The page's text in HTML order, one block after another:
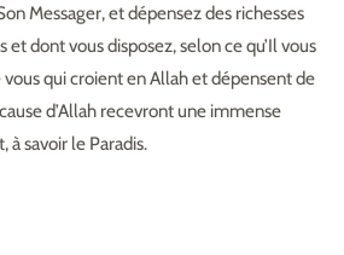
Messager, et dépensez des richesses
et dont vous disposez, selon ce qu’Il vous
vous qui croient en Allah et dépensent de
d’Allah recevront une immense
à savoir le Paradis.